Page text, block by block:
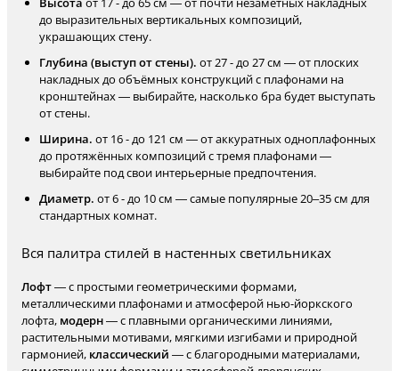
до выразительных вертикальных композиций,
украшающих стену.
Глубина (выступ от стены). от 27 - до 27 см — от плоских
накладных до объёмных конструкций с плафонами на
кронштейнах — выбирайте, насколько бра будет выступать
от стены.
Ширина. от 16 - до 121 см — от аккуратных одноплафонных
до протяжённых композиций с тремя плафонами —
выбирайте под свои интерьерные предпочтения.
Диаметр. от 6 - до 10 см — самые популярные 20–35 см для
стандартных комнат.
Вся палитра стилей в настенных светильниках
Лофт— с простыми геометрическими формами,
металлическими плафонами и атмосферой нью-йоркского
лофта, модерн— с плавными органическими линиями,
растительными мотивами, мягкими изгибами и природной
гармонией, классический — с благородными материалами,